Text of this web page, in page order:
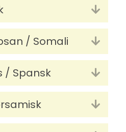
/ Somali
/ Spansk